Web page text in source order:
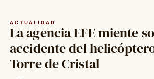
contenido
ACTUALIDAD
La agencia EFE miente
accidente del
Torre de Cristal